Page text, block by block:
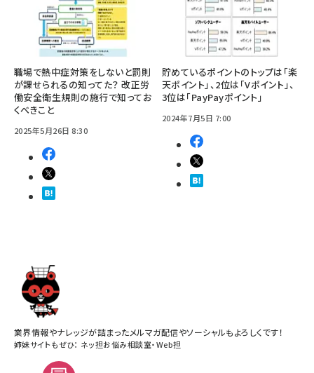
職場で熱中症対策をしないと罰則
が課せられるの知ってた？ 改正労
働安全衛生規則の施行で知ってお
くべきこと
2025年5月26日 8:30
貯めているポイントのトップは「楽
天ポイント」、2位は「Vポイント」、
3位は「PayPayポイント」
2024年7月5日 7:00
業界情報やナレッジが詰まったメルマガ配信やソーシャルもよろしくです！
姉妹サイトもぜひ： ネッ担お悩み相談室・Web担